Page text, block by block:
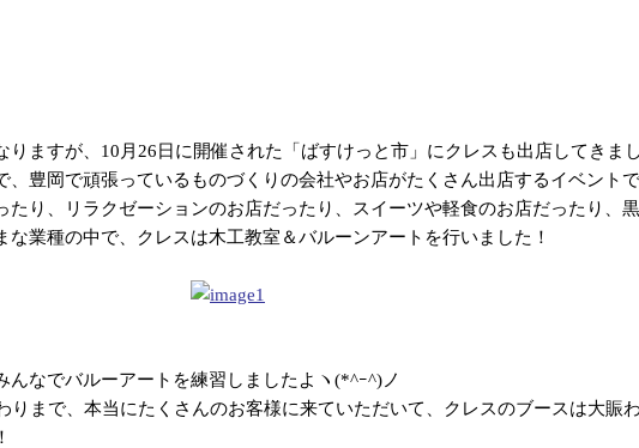
りますが、10月26日に開催された「ばすけっと市」にクレスも出店してきま
豊岡で頑張っているものづくりの会社やお店がたくさん出店するイベント
たり、リラクゼーションのお店だったり、スイーツや軽食のお店だったり、
な業種の中で、クレスは木工教室＆バルーンアートを行いました！
んなでバルーアートを練習しましたよヽ(*^ｰ^)ノ
りまで、本当にたくさんのお客様に来ていただいて、クレスのブースは大賑